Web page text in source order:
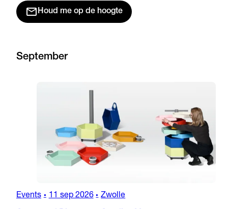
Houd me op de hoogte
September
Events • 11 sep 2026 • Zwolle